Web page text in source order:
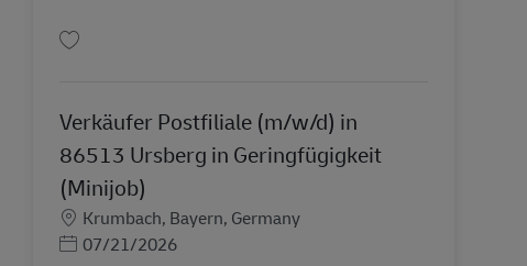
Verkäufer Postfiliale (m/w/d) in
86513 Ursberg in Geringfügigkeit
(Minijob)
勤務地
Krumbach, Bayern, Germany
Posted Date
07/21/2026